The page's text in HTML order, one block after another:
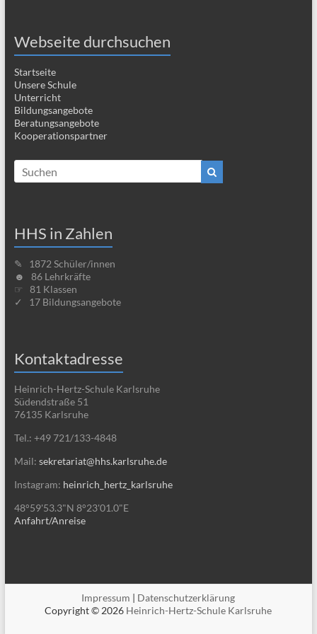
16.55 –
17.40
Uhr
12. Unterrichtsstunde
17.40
Webseite durchsuchen
Startseite
Unsere Schule
Unterricht
Bildungsangebote
Beratungsangebote
Kooperationspartner
HHS in Zahlen
✎ 1872 Schüler/innen
☻ 86 Lehrkräfte
☞ 81 Klassen
✓ 17 Bildungsangebote
Kontaktadresse
Heinrich-Hertz-Schule Karlsruhe
Südendstraße 51
76135 Karlsruhe
Tel.: +49 721/133-4848
Mail: sekretariat@hhs.karlsruhe.de
Instagram: heinrich_hertz_karlsruhe
48°59'53.3"N 8°23'01.0"E
Anfahrt/Anreise
Impressum | Datenschutzerklärung
Copyright © 2026 Heinrich-Hertz-Schule Karlsruhe